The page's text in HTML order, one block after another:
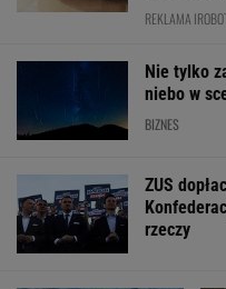
REKLAMA
Nie tylko
niebo w
BIZNES
ZUS
rzeczy